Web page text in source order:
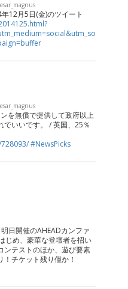
12月5日(金)のツイート
を無償で提供して政府以上
でいいです。 / 英国、25％
#NewsPicks
明日開催のAHEADカンファ
じめ、豪華な登壇者を招い
ンテストのほか、遊び要素
チケット残り僅か！